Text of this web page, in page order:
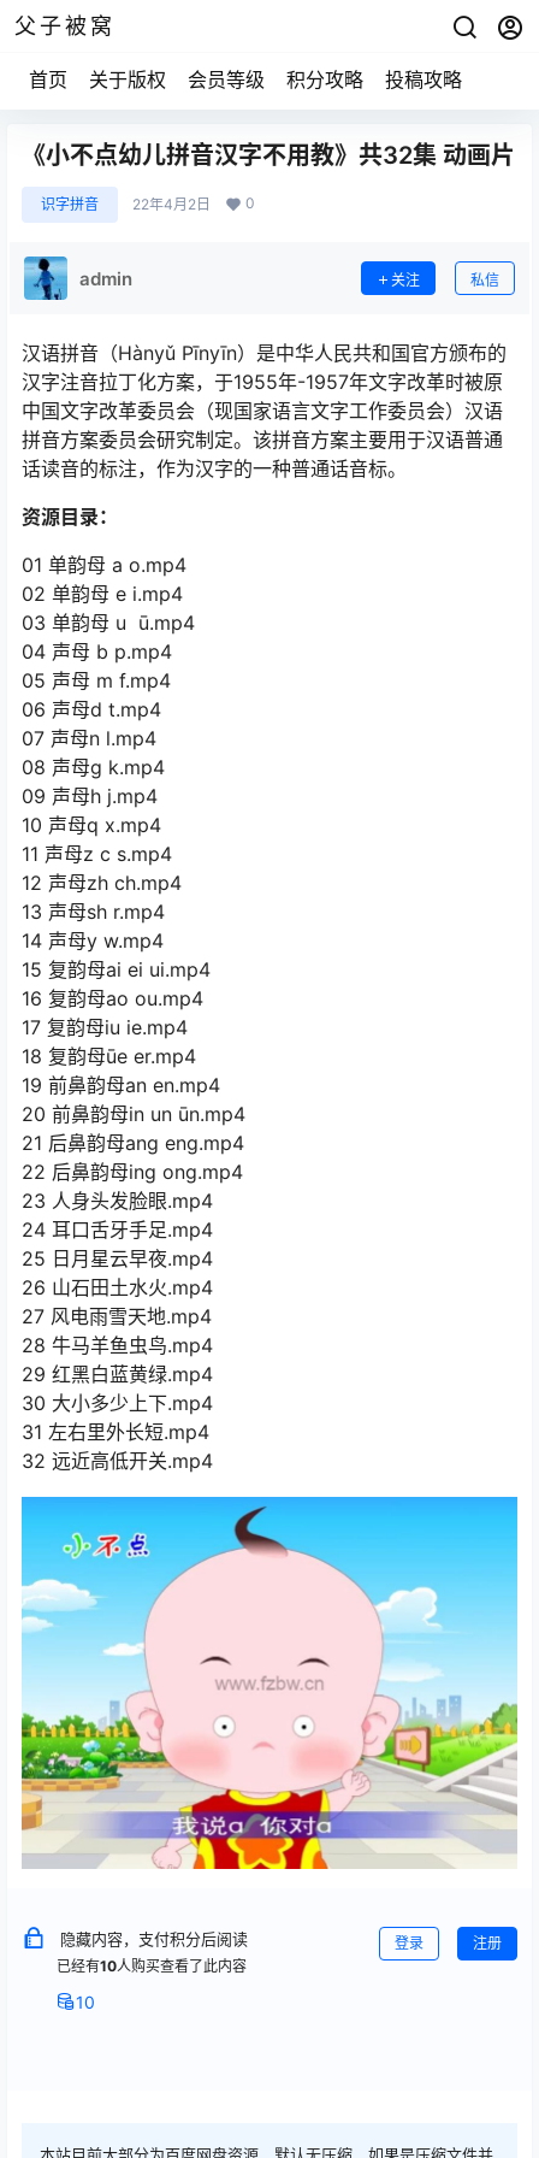
父子被窝
首页 关于版权 会员等级 积分攻略 投稿攻略
《小不点幼儿拼音汉字不用教》共32集 动画片
识字拼音 22年4月2日 0
admin 关注 私信
汉语拼音（Hànyǔ Pīnyīn）是中华人民共和国官方颁布的
汉字注音拉丁化方案，于1955年-1957年文字改革时被原
中国文字改革委员会（现国家语言文字工作委员会）汉语
拼音方案委员会研究制定。该拼音方案主要用于汉语普通
话读音的标注，作为汉字的一种普通话音标。
资源目录：
01 单韵母 a o.mp4
02 单韵母 e i.mp4
03 单韵母 u ū.mp4
04 声母 b p.mp4
05 声母 m f.mp4
06 声母d t.mp4
07 声母n l.mp4
08 声母g k.mp4
09 声母h j.mp4
10 声母q x.mp4
11 声母z c s.mp4
12 声母zh ch.mp4
13 声母sh r.mp4
14 声母y w.mp4
15 复韵母ai ei ui.mp4
16 复韵母ao ou.mp4
17 复韵母iu ie.mp4
18 复韵母ūe er.mp4
19 前鼻韵母an en.mp4
20 前鼻韵母in un ūn.mp4
21 后鼻韵母ang eng.mp4
22 后鼻韵母ing ong.mp4
23 人身头发脸眼.mp4
24 耳口舌牙手足.mp4
25 日月星云早夜.mp4
26 山石田土水火.mp4
27 风电雨雪天地.mp4
28 牛马羊鱼虫鸟.mp4
29 红黑白蓝黄绿.mp4
30 大小多少上下.mp4
31 左右里外长短.mp4
32 远近高低开关.mp4
隐藏内容，支付积分后阅读
已经有10人购买查看了此内容
10
登录 注册